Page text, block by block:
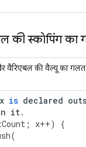
की स्कोपिंग का
वैरिएबल की वैल्यू का
x is declared
it.
; x++)
{
(